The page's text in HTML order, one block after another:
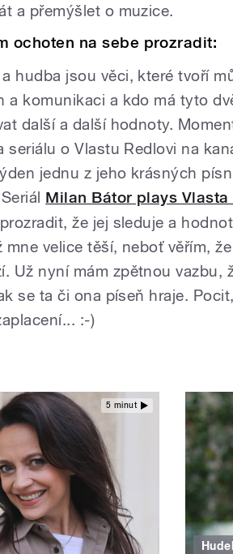
a přemýšlet o muzice.
ochoten na sebe prozradit:
hudba jsou věci, které tvoří
a komunikaci a kdo má tyto
další a další hodnoty.
seriálu o Vlastu Redlovi na
jednu z jeho krásných
Milan Bátor plays Vlasta
že jej sleduje a
mne velice těší, neboť věřím,
Už nyní mám zpětnou vazbu,
se ta či ona píseň hraje.
:-)
5 minut